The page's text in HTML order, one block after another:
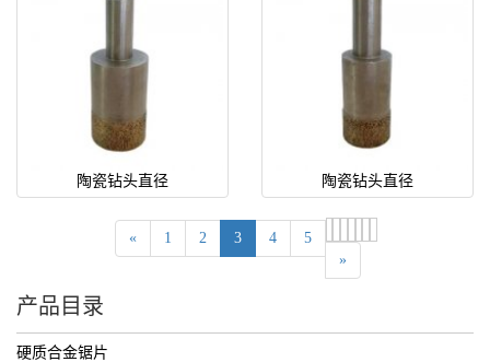
陶瓷钻头直径 陶瓷钻头直径
« 1 2 3 4
5
»
产品目录
硬质合金锯片